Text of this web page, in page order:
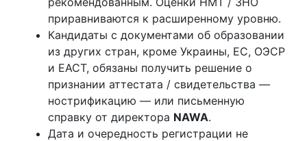
приравниваются к расширенному уровню.
Кандидаты с документами об образовании
из других стран, кроме Украины, ЕС, ОЭСР
и ЕАСТ, обязаны получить решение о
признании аттестата / свидетельства —
нострификацию — или письменную
справку от директора NAWA.
Дата и очередность регистрации не